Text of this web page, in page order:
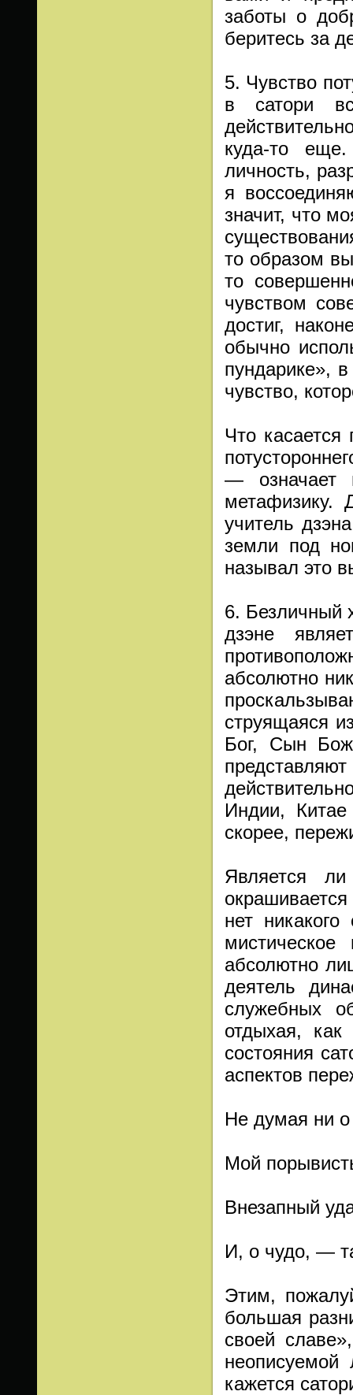
заботы о
беритесь за
5. Чувство
в сатори
куда-то
личность,
я
значит, что
то образом
то
чувством
достиг,
обычно
пундарике»,
чувство,
Что касается
— означает
метафизику.
учитель
земли под
называл это
6. Безличный
дзэне
абсолютно
струящаяся
Бог, Сын
Индии,
скорее,
Является
нет
абсолютно
деятель
служебных
отдыхая,
состояния
аспектов
Не думая ни о
Мой
Внезапный
И, о чудо, —
Этим,
большая
своей
кажется